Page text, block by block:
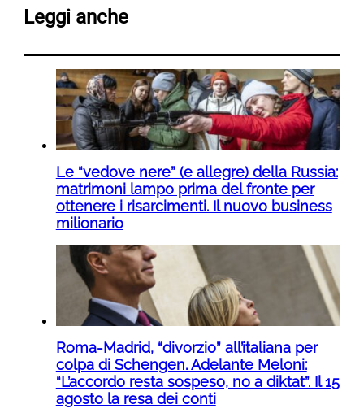
Leggi anche
Le “vedove nere” (e allegre) della Russia:
matrimoni lampo prima del fronte per
ottenere i risarcimenti. Il nuovo business
milionario
Roma-Madrid, “divorzio” all’italiana per
colpa di Schengen. Adelante Meloni:
“L’accordo resta sospeso, no a diktat”. Il 15
agosto la resa dei conti